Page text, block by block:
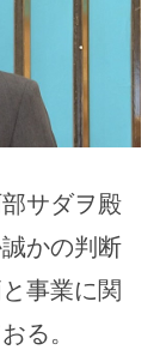
サダヲ殿
かの判断
事業に関
る。